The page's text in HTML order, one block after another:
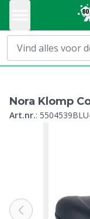
Nora Klomp
Art.nr.: